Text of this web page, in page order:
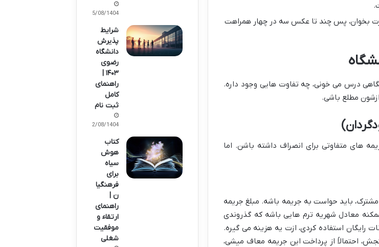
بخوان، پس چند تا عکس سه در چهار همراهت
درس می خونی، چه تفاوت هایی وجود داره.
مطلع باشی.
های متفاوتی برای انصراف داشته باشن. اما
باید حواست به جریمه باشه. مبلغ جریمه
معادل شهریه ترم هایی باشه که گذروندی
رایگان استفاده کردی، ازت یه هزینه می گیره.
احتمالاً از پرداخت این جریمه معاف میشی،
05/08/1404
شرایط
پذیرش
دانشگاه
رضوی
۱۴۰۳ |
راهنمای
کامل
ثبت نام
02/08/1404
کتاب
هوش
سیاه
برای
فرهنگیا
ن |
راهنمای
ارتقاء و
موفقیت
شغلی